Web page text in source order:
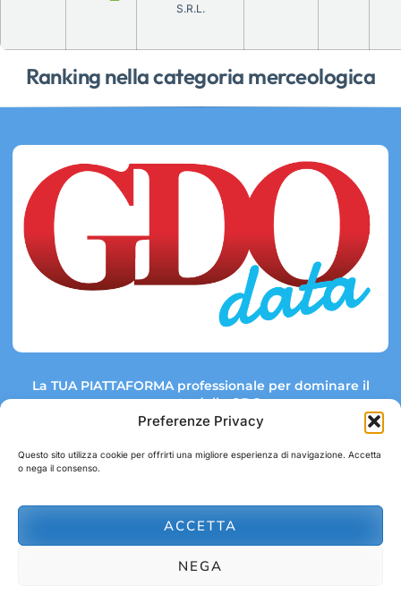
Preferenze Privacy
Questo sito utilizza cookie per offrirti una migliore esperienza di navigazione. Accetta
o nega il consenso.
ACCETTA
NEGA
Ranking nella categoria merceologica
S.R.L.
La TUA PIATTAFORMA professionale per dominare il
mercato della GDO.
Link rapidi:
abbonamenti@gdodata.it